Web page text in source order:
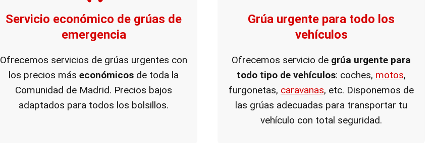
Servicio económico de grúas de
emergencia
Ofrecemos servicios de grúas urgentes con
los precios máseconómicos de toda la
Comunidad de Madrid. Precios bajos
adaptados para todos los bolsillos.
Grúa urgente para todo los
vehículos
Ofrecemos servicio de grúa urgente para
todo tipo de vehículos: coches, motos,
furgonetas, caravanas, etc. Disponemos de
las grúas adecuadas para transportar tu
vehículo con total seguridad.